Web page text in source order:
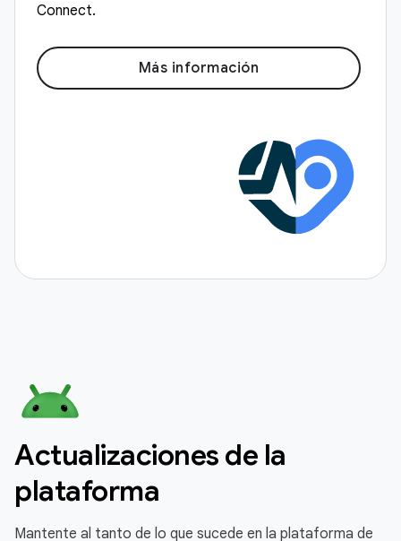
Connect.
Más información
Actualizaciones de la
plataforma
Mantente al tanto de lo que sucede en la plataforma de